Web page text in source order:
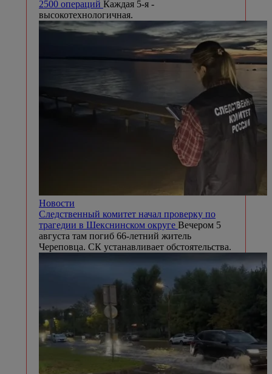
2500 операций Каждая 5-я -
высокотехнологичная.
Новости
Следственный комитет начал проверку по
трагедии в Шекснинском округе Вечером 5
августа там погиб 66-летний житель
Череповца. СК устанавливает обстоятельства.